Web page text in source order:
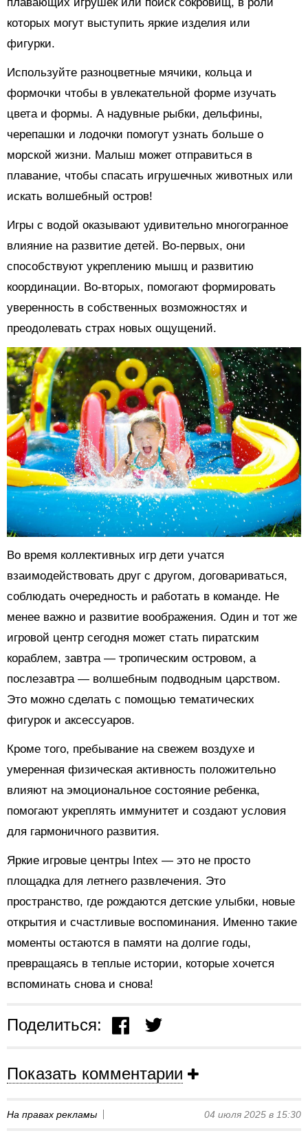
которых могут выступить яркие изделия или
фигурки.
Используйте разноцветные мячики, кольца и
формочки чтобы в увлекательной форме изучать
цвета и формы. А надувные рыбки, дельфины,
черепашки и лодочки помогут узнать больше о
морской жизни. Малыш может отправиться в
плавание, чтобы спасать игрушечных животных или
искать волшебный остров!
Игры с водой оказывают удивительно многогранное
влияние на развитие детей. Во-первых, они
способствуют укреплению мышц и развитию
координации. Во-вторых, помогают формировать
уверенность в собственных возможностях и
преодолевать страх новых ощущений.
Во время коллективных игр дети учатся
взаимодействовать друг с другом, договариваться,
соблюдать очередность и работать в команде. Не
менее важно и развитие воображения. Один и тот же
игровой центр сегодня может стать пиратским
кораблем, завтра — тропическим островом, а
послезавтра — волшебным подводным царством.
Это можно сделать с помощью тематических
фигурок и аксессуаров.
Кроме того, пребывание на свежем воздухе и
умеренная физическая активность положительно
влияют на эмоциональное состояние ребенка,
помогают укреплять иммунитет и создают условия
для гармоничного развития.
Яркие игровые центры Intex — это не просто
площадка для летнего развлечения. Это
пространство, где рождаются детские улыбки, новые
открытия и счастливые воспоминания. Именно такие
моменты остаются в памяти на долгие годы,
превращаясь в теплые истории, которые хочется
вспоминать снова и снова!
Поделиться:
Показать комментарии
На правах рекламы 04 июля 2025 в 15:30